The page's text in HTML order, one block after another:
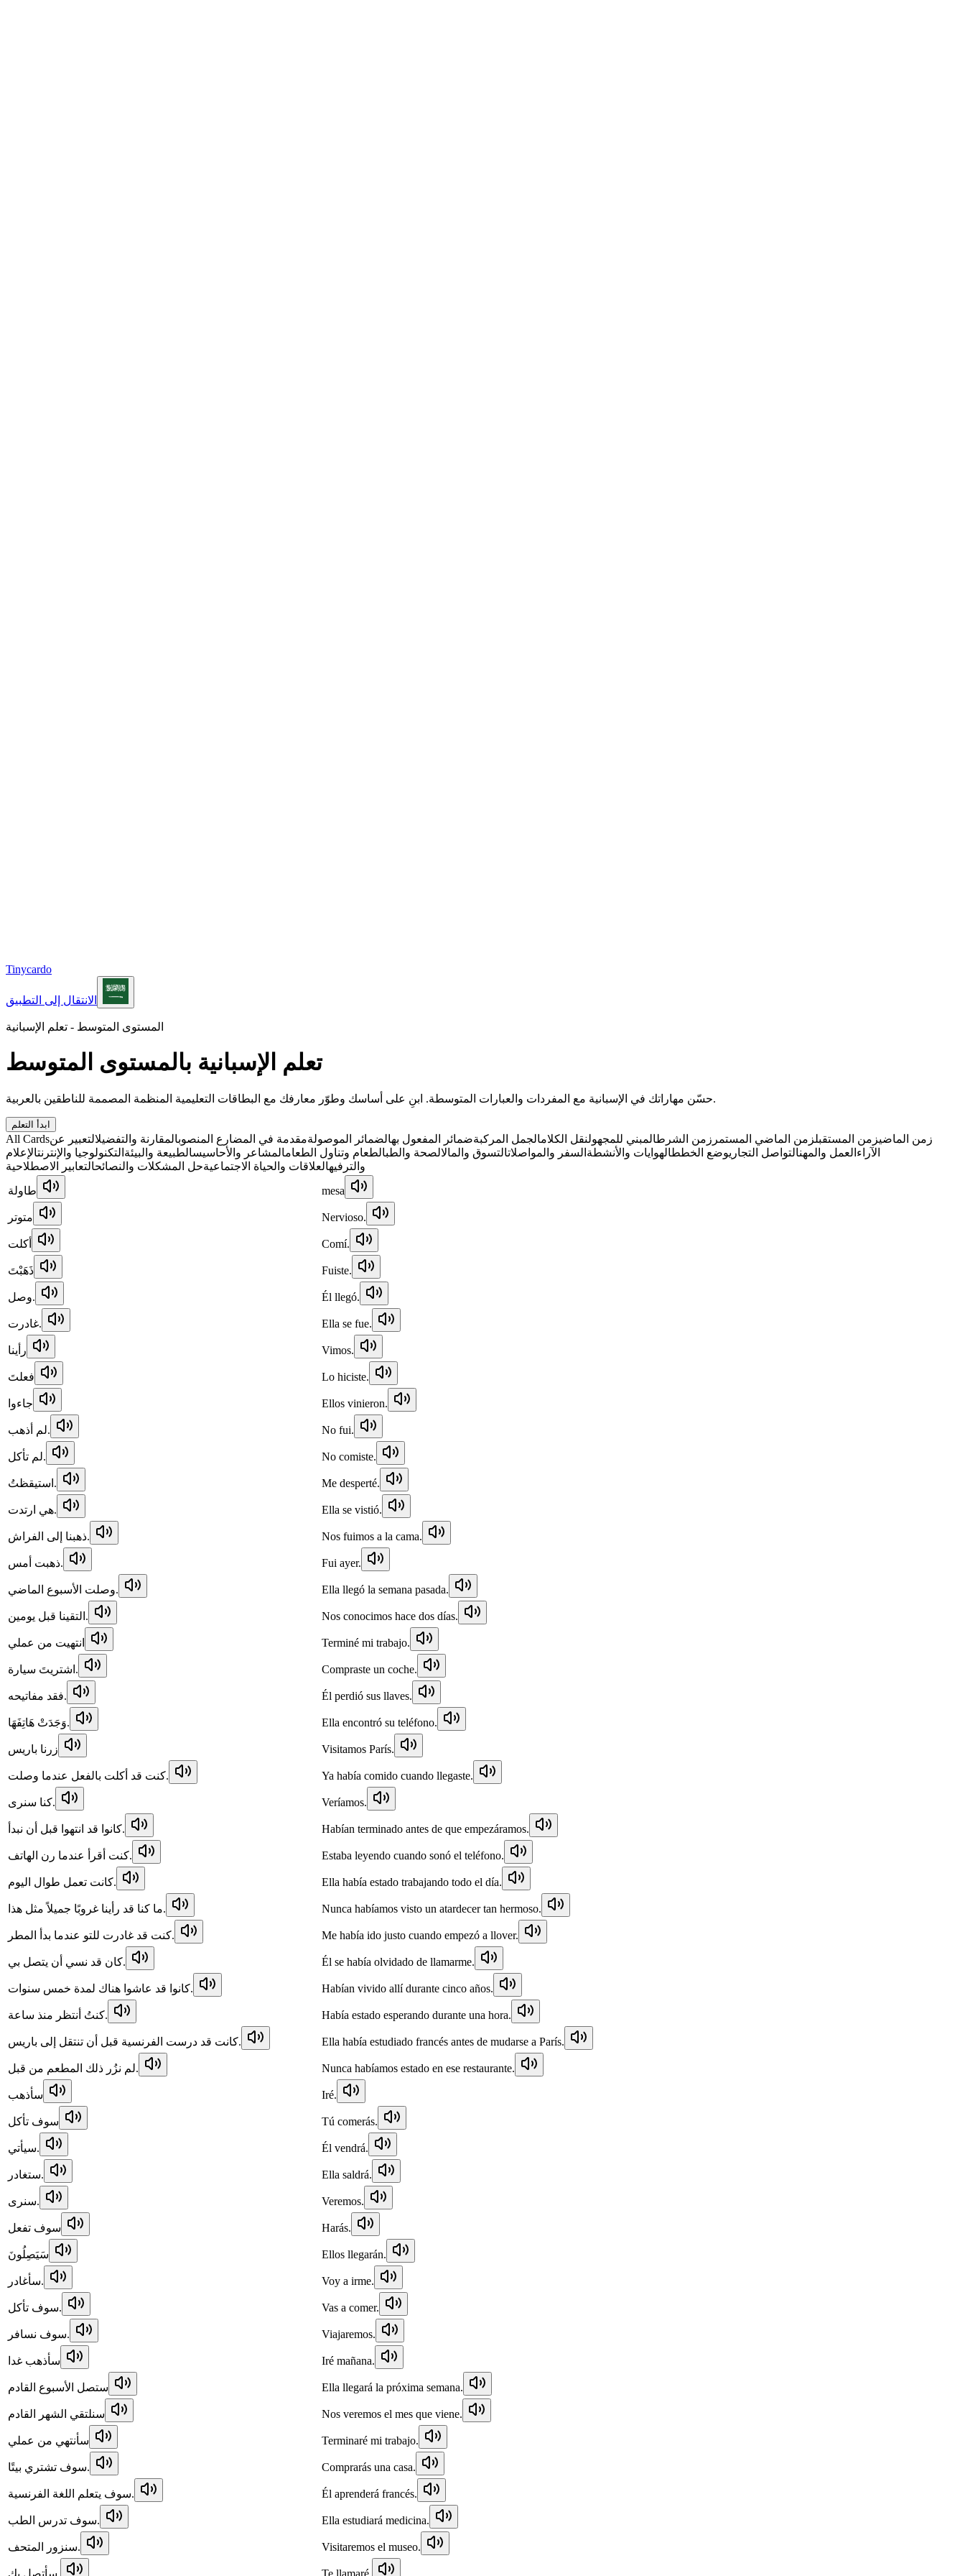
Tinycardo
الانتقال إلى التطبيق
المستوى المتوسط - تعلم الإسبانية
تعلم الإسبانية بالمستوى المتوسط
حسّن مهاراتك في الإسبانية مع المفردات والعبارات المتوسطة. ابنِ على أساسك وطوّر معارفك مع البطاقات التعليمية المنظمة المصممة للناطقين بالعربية.
ابدأ التعلم
All Cards زمن الماضيزمن المستقبلزمن الماضي المستمر زمن الشرطالمبني للمجهولنقل الكلامالجمل المركبةضمائر المفعول بهالضمائر الموصولةمقدمة في المضارع المنصوبالمقارنة والتفضيلالتعبير عن
الآراء العمل والمهنالتواصل التجاريوضع الخططالهوايات والأنشطة السفر والمواصلاتالتسوق والمالالصحة والطبالطعام وتناول الطعامالمشاعر والأحاسيسالطبيعة والبيئة التكنولوجيا والإنترنتالإعلام
والترفيهالعلاقات والحياة الاجتماعيةحل المشكلات والنصائحالتعابير الاصطلاحية
طاولة
mesa
متوتر Nervioso.
أكلت Comí.
ذَهَبْتَ Fuiste.
وصل. Él llegó.
غادرت. Ella se fue.
رأينا Vimos.
فعلتَ Lo hiciste.
جاءوا Ellos vinieron.
لم أذهب. No fui.
لم تأكل. No comiste.
استيقظتُ. Me desperté.
هي ارتدت. Ella se vistió.
ذهبنا إلى الفراش. Nos fuimos a la cama.
ذهبت أمس. Fui ayer.
وصلت الأسبوع الماضي. Ella llegó la semana pasada.
التقينا قبل يومين. Nos conocimos hace dos días.
انتهيت من عملي Terminé mi trabajo.
اشتريتَ سيارة. Compraste un coche.
فقد مفاتيحه. Él perdió sus llaves.
وَجَدَتْ هَاتِفَهَا. Ella encontró su teléfono.
زرنا باريس Visitamos París.
كنت قد أكلت بالفعل عندما وصلت. Ya había comido cuando llegaste.
كنا سنرى. Veríamos.
كانوا قد انتهوا قبل أن نبدأ. Habían terminado antes de que empezáramos.
كنت أقرأ عندما رن الهاتف. Estaba leyendo cuando sonó el teléfono.
كانت تعمل طوال اليوم. Ella había estado trabajando todo el día.
ما كنا قد رأينا غروبًا جميلاً مثل هذا. Nunca habíamos visto un atardecer tan hermoso.
كنت قد غادرت للتو عندما بدأ المطر. Me había ido justo cuando empezó a llover.
كان قد نسي أن يتصل بي. Él se había olvidado de llamarme.
كانوا قد عاشوا هناك لمدة خمس سنوات. Habían vivido allí durante cinco años.
كنتُ أنتظر منذ ساعة. Había estado esperando durante una hora.
كانت قد درست الفرنسية قبل أن تنتقل إلى باريس. Ella había estudiado francés antes de mudarse a París.
لم نزُر ذلك المطعم من قبل. Nunca habíamos estado en ese restaurante.
سأذهب Iré.
سوف تأكل Tú comerás.
سيأتي. Él vendrá.
ستغادر. Ella saldrá.
سنرى. Veremos.
سوف تفعل Harás.
سَيَصِلُونَ Ellos llegarán.
سأغادر. Voy a irme.
سوف تأكل. Vas a comer.
سوف نسافر. Viajaremos.
سأذهب غدا Iré mañana.
ستصل الأسبوع القادم Ella llegará la próxima semana.
سنلتقي الشهر القادم Nos veremos el mes que viene.
سأنتهي من عملي Terminaré mi trabajo.
سوف تشتري بيتًا. Comprarás una casa.
سوف يتعلم اللغة الفرنسية. Él aprenderá francés.
سوف تدرس الطب. Ella estudiará medicina.
سنزور المتحف. Visitaremos el museo.
Te llamaré.